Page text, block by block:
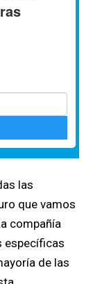
las
que vamos
compañía
específicas
de las